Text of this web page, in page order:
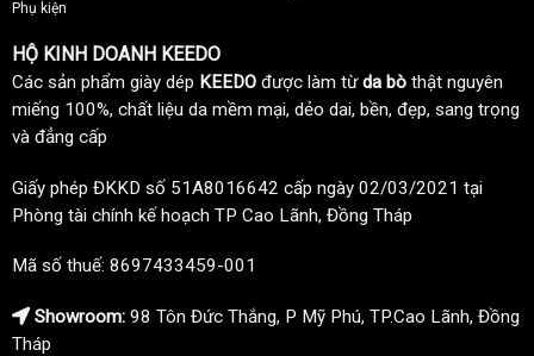
Phụ kiện
HỘ KINH DOANH KEEDO
Các sản phẩm giày dép KEEDO được làm từda bò thật nguyên
miếng 100%, chất liệu da mềm mại, dẻo dai, bền, đẹp, sang trọng
và đẳng cấp
Giấy phép ĐKKD số 51A8016642 cấp ngày 02/03/2021 tại
Phòng tài chính kế hoạch TP Cao Lãnh, Đồng Tháp
Mã số thuế: 8697433459-001
Showroom: 98 Tôn Đức Thắng, P Mỹ Phú, TP.Cao Lãnh, Đồng
Tháp